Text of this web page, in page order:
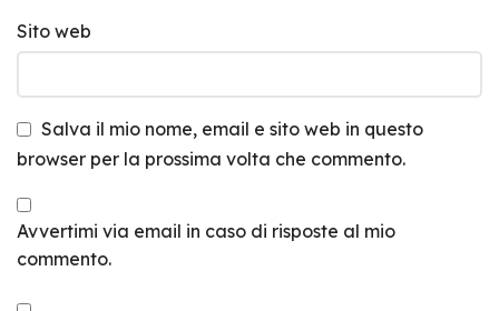
Sito web
Salva il mio nome, email e sito web in questo
browser per la prossima volta che commento.
Avvertimi via email in caso di risposte al mio
commento.